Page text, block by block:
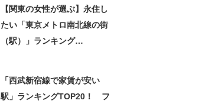
【関東の女性が選ぶ】永住し
たい「東京メトロ南北線の街
（駅）」ランキング
「西武新宿線で家賃が安い
駅」ランキングTOP20！ フ